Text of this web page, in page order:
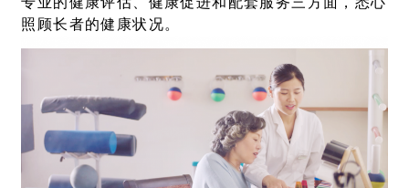
专业的健康评估、健康促进和配套服务三方面，悉心
照顾长者的健康状况。